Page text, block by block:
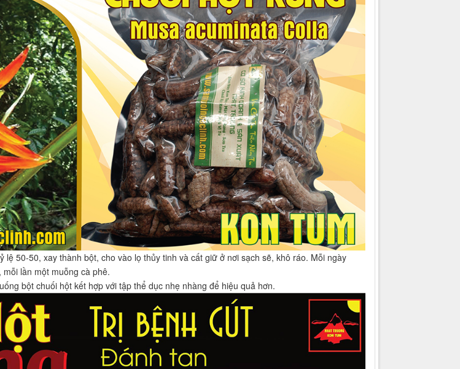
lệ 50-50, xay thành bột, cho vào lọ thủy tinh và cất giữ ở nơi sạch sẽ, khô ráo. Mỗi ngày
lần một muỗng cà phê.
bột chuối hột kết hợp với tập thể dục nhẹ nhàng để hiệu quả hơn.